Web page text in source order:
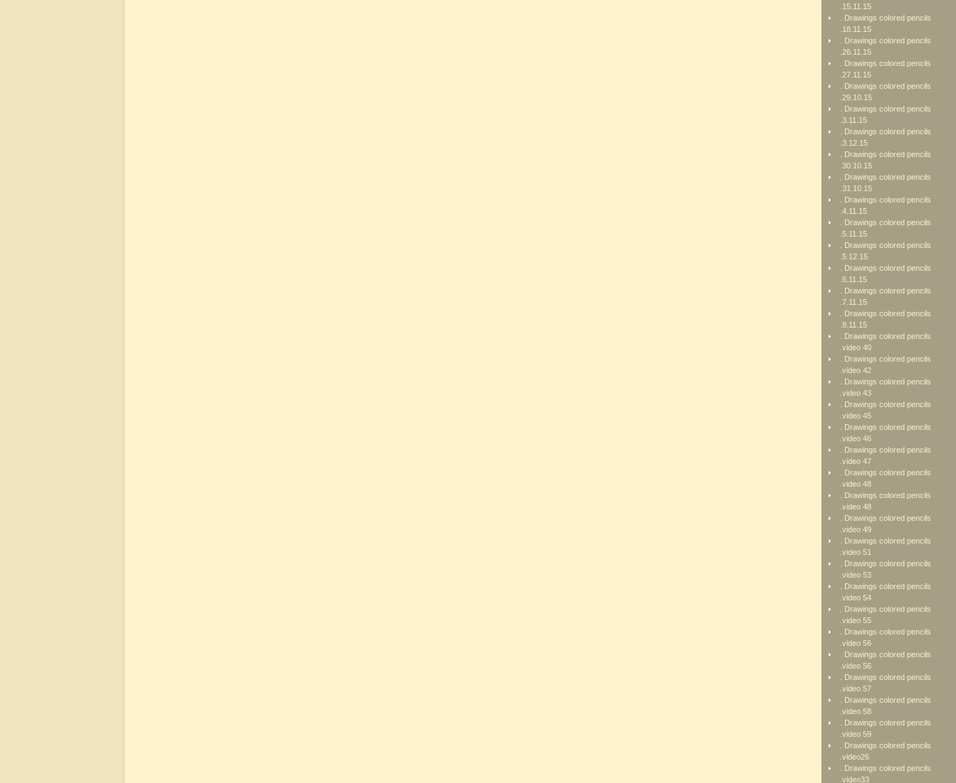
.15.11.15
. Drawings colored pencils
.18.11.15
. Drawings colored pencils
.26.11.15
. Drawings colored pencils
.27.11.15
. Drawings colored pencils
.29.10.15
. Drawings colored pencils
.3.11.15
. Drawings colored pencils
.3.12.15
. Drawings colored pencils
.30.10.15
. Drawings colored pencils
.31.10.15
. Drawings colored pencils
.4.11.15
. Drawings colored pencils
.5.11.15
. Drawings colored pencils
.5.12.15
. Drawings colored pencils
.6.11.15
. Drawings colored pencils
.7.11.15
. Drawings colored pencils
.8.11.15
. Drawings colored pencils
.video 40
. Drawings colored pencils
.video 42
. Drawings colored pencils
.video 43
. Drawings colored pencils
.video 45
. Drawings colored pencils
.video 46
. Drawings colored pencils
.video 47
. Drawings colored pencils
.video 48
. Drawings colored pencils
.video 48
. Drawings colored pencils
.video 49
. Drawings colored pencils
.video 51
. Drawings colored pencils
.video 53
. Drawings colored pencils
.video 54
. Drawings colored pencils
.video 55
. Drawings colored pencils
.video 56
. Drawings colored pencils
.video 56
. Drawings colored pencils
.video 57
. Drawings colored pencils
.video 58
. Drawings colored pencils
.video 59
. Drawings colored pencils
.video26
. Drawings colored pencils
.video33